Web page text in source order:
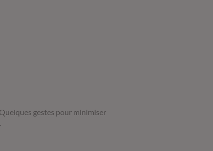
gestes pour minimiser